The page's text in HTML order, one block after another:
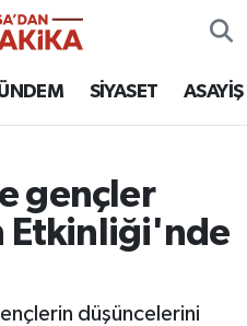
SİYASET ASAYİŞ
gençler
Etkinliği'nde
düşüncelerini